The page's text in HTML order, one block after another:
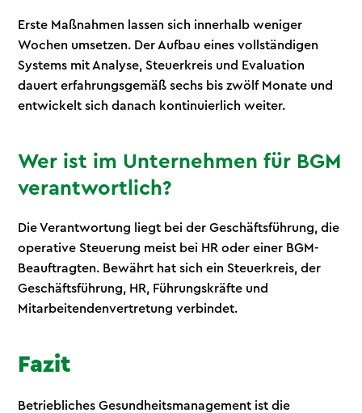
Erste Maßnahmen lassen sich innerhalb weniger
Wochen umsetzen. Der Aufbau eines vollständigen
Systems mit Analyse, Steuerkreis und Evaluation
dauert erfahrungsgemäß sechs bis zwölf Monate und
entwickelt sich danach kontinuierlich weiter.
Wer ist im Unternehmen für BGM
verantwortlich?
Die Verantwortung liegt bei der Geschäftsführung, die
operative Steuerung meist bei HR oder einer BGM-
Beauftragten. Bewährt hat sich ein Steuerkreis, der
Geschäftsführung, HR, Führungskräfte und
Mitarbeitendenvertretung verbindet.
Fazit
Betriebliches Gesundheitsmanagement ist die